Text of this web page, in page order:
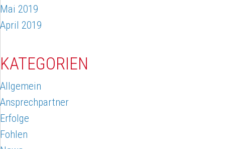
Mai 2019
April 2019
KATEGORIEN
Allgemein
Ansprechpartner
Erfolge
Fohlen